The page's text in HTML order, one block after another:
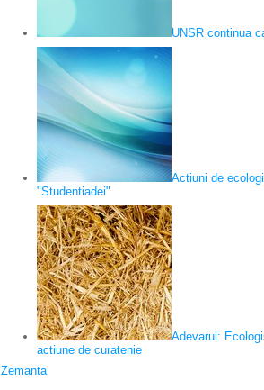
UNSR continua
Actiuni de
"Studentiadei"
Adevarul:
actiune de curatenie
Zemanta